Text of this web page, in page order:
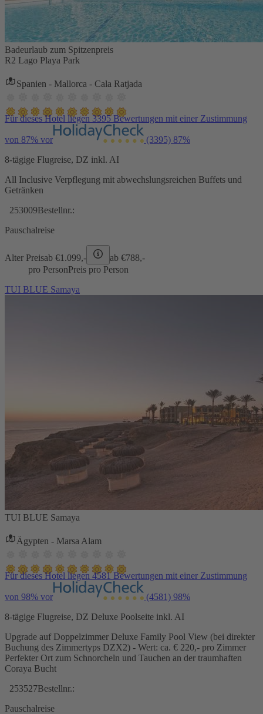
Badeurlaub zum Spitzenpreis
R2 Lago Playa Park
Spanien - Mallorca - Cala Ratjada
Für dieses Hotel liegen 3395 Bewertungen mit einer Zustimmung
von 87% vor (3395) 87%
8-tägige Flugreise, DZ inkl. AI
All Inclusive Verpflegung mit abwechslungsreichen Buffets und
Getränken
253009Bestellnr.:
Pauschalreise
Alter Preisab €1.099,- ab €788,-
pro PersonPreis pro Person
TUI BLUE Samaya
TUI BLUE Samaya
Ägypten - Marsa Alam
Für dieses Hotel liegen 4581 Bewertungen mit einer Zustimmung
von 98% vor (4581) 98%
8-tägige Flugreise, DZ Deluxe Poolseite inkl. AI
Upgrade auf Doppelzimmer Deluxe Family Pool View (bei direkter
Buchung des Zimmertyps DZX2) - Wert: ca. € 220,- pro Zimmer
Perfekter Ort zum Schnorcheln und Tauchen an der traumhaften
Coraya Bucht
253527Bestellnr.:
Pauschalreise